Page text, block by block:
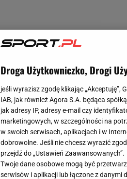
Droga Użytkowniczko, Drogi
jeśli wyrazisz zgodę klikając „Akceptuję”,
IAB, jak również Agora S.A. będąca
jak adresy IP, adresy e-mail czy
marketingowych, w szczególności na
w swoich serwisach, aplikacjach i w
dobrowolne. Jeśli nie chcesz wyrazić
przejdź do „Ustawień Zaawansowanych”.
Twoje dane osobowe mogą być
serwisów i aplikacji lub łączone z